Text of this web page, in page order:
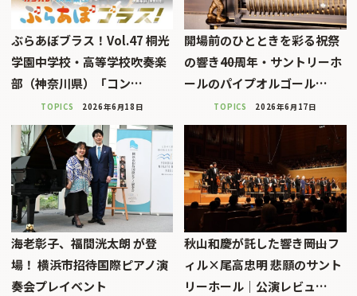
ぶらあぼブラス！Vol.47 桐光
学園中学校・高等学校吹奏楽
部（神奈川県）「コン…
TOPICS 2026年6月18日
開場前のひとときを彩る祝祭
の響き――40周年・サントリーホ
ールのパイプオルゴール…
TOPICS 2026年6月17日
海老彰子、福間洸太朗 が登
場！ 横浜市招待国際ピアノ演
奏会プレイベント
秋山和慶が託した響き――岡山フ
ィル×尾高忠明 悲願のサント
リーホール｜公演レビュ…